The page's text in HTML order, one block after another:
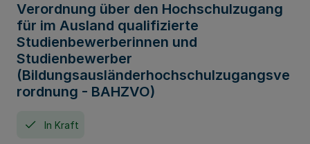
Verordnung über den Hochschulzugang
für im Ausland qualifizierte
Studienbewerberinnen und
Studienbewerber
(Bildungsausländerhochschulzugangsve
rordnung - BAHZVO)
In Kraft